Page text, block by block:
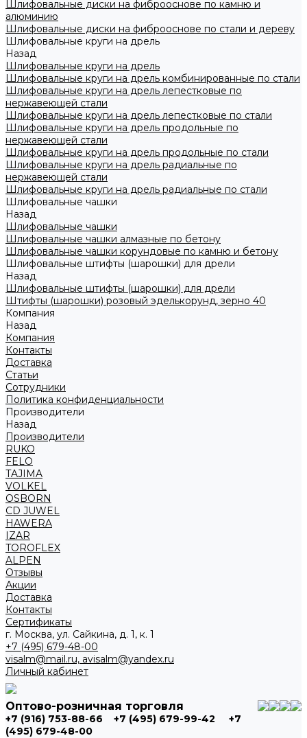
Шлифовальные диски на фиброоснове по камню и
алюминию
Шлифовальные диски на фиброоснове по стали и дереву
Шлифовальные круги на дрель
Назад
Шлифовальные круги на дрель
Шлифовальные круги на дрель комбинированные по стали
Шлифовальные круги на дрель лепестковые по
нержавеющей стали
Шлифовальные круги на дрель лепестковые по стали
Шлифовальные круги на дрель продольные по
нержавеющей стали
Шлифовальные круги на дрель продольные по стали
Шлифовальные круги на дрель радиальные по
нержавеющей стали
Шлифовальные круги на дрель радиальные по стали
Шлифовальные чашки
Назад
Шлифовальные чашки
Шлифовальные чашки алмазные по бетону
Шлифовальные чашки корундовые по камню и бетону
Шлифовальные штифты (шарошки) для дрели
Назад
Шлифовальные штифты (шарошки) для дрели
Штифты (шарошки) розовый эделькорунд, зерно 40
Компания
Назад
Компания
Контакты
Доставка
Статьи
Сотрудники
Политика конфиденциальности
Производители
Назад
Производители
RUKO
FELO
TAJIMA
VOLKEL
OSBORN
CD JUWEL
HAWERA
IZAR
TOROFLEX
ALPEN
Отзывы
Акции
Доставка
Контакты
Сертификаты
г. Москва, ул. Сайкина, д. 1, к. 1
+7 (495) 679-48-00
visalm@mail.ru, avisalm@yandex.ru
Личный кабинет
Оптово-розничная торговля
+7 (916) 753-88-66 +7 (495) 679-99-42
+7
(495) 679-48-00